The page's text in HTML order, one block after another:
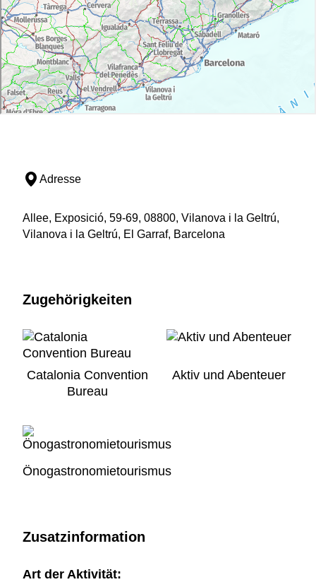
Adresse
Allee, Exposició, 59-69, 08800, Vilanova i la Geltrú,
Vilanova i la Geltrú, El Garraf, Barcelona
Zugehörigkeiten
Catalonia Convention
Bureau
Aktiv und Abenteuer
Önogastronomietourismus
Zusatzinformation
Art der Aktivität: